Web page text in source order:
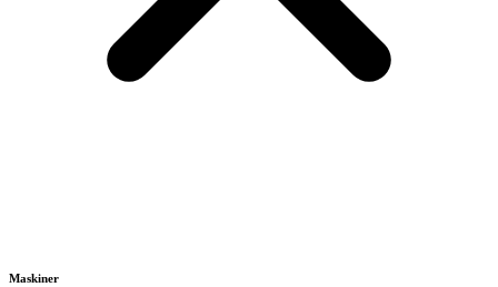
Maskiner